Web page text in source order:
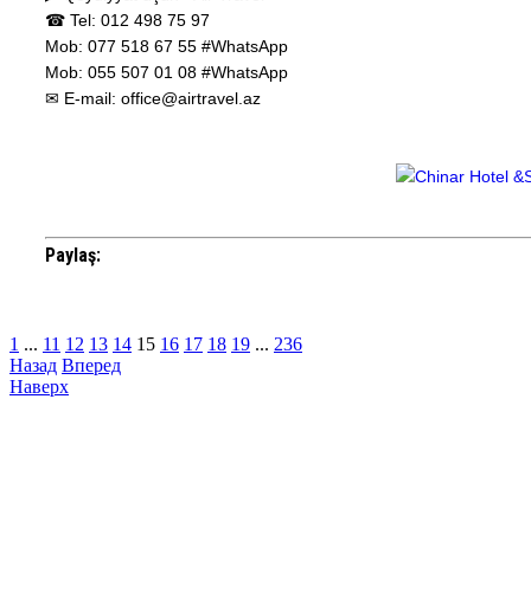
☎ Tel: 012 498 75 97
Mob: 077 518 67 55 #WhatsApp
Mob: 055 507 01 08 #WhatsApp
✉ E-mail: office@airtravel.az
Paylaş:
1 ... 11 12 13 14 15 16 17 18 19 ... 236
Назад Вперед
Наверх